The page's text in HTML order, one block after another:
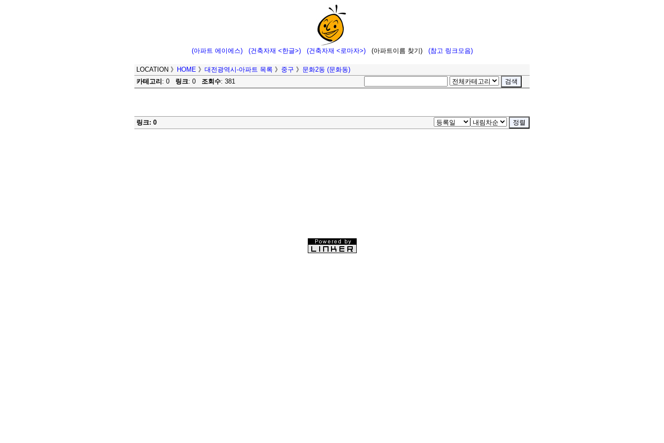
(아파트 에이에스) (건축자재 <한글>) (건축자재 <로마자>) (아파트이름 찾기) (참고 링크모음)
LOCATION 》 HOME 》 대전광역시-아파트 목록 》 중구 》 문화2동 (문화동)
카테고리 : 0 링크: 0 조회수: 381
링크: 0